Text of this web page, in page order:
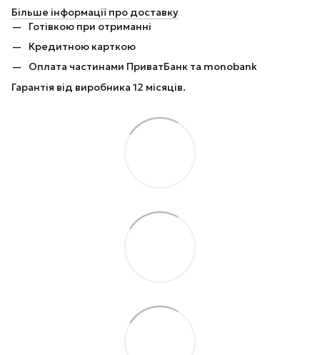
Більше інформації про доставку
Готівкою при отриманні
Кредитною карткою
Оплата частинами ПриватБанк та monobank
Гарантія від виробника 12 місяців.